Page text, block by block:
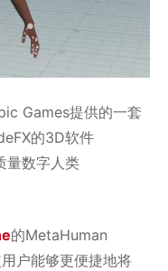
Games提供的一套
的3D软件
量数字人类
的MetaHuman
户能够更便捷地将